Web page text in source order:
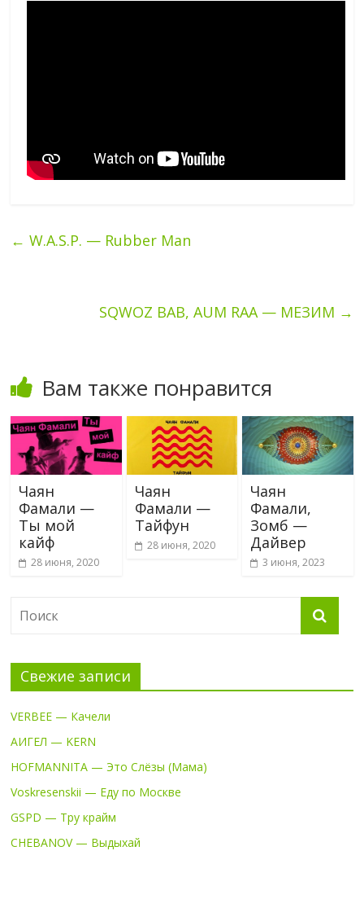
← W.A.S.P. — Rubber Man
SQWOZ BAB, AUM RAA — МЕЗИМ →
Вам также понравится
Чаян
Фамали —
Ты мой
кайф
28 июня, 2020
Чаян
Фамали —
Тайфун
28 июня, 2020
Чаян
Фамали,
Зомб —
Дайвер
3 июня, 2023
Свежие записи
VERBEE — Качели
АИГЕЛ — KERN
HOFMANNITA — Это Слёзы (Мама)
Voskresenskii — Еду по Москве
GSPD — Тру крайм
CHEBANOV — Выдыхай